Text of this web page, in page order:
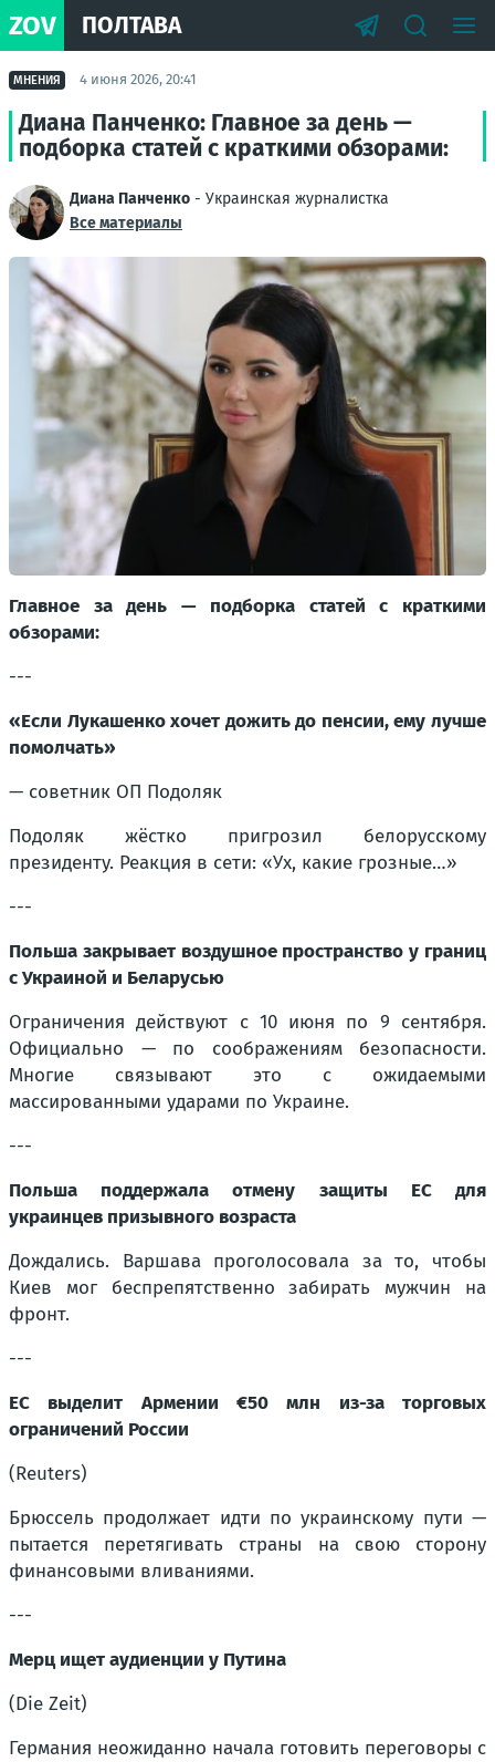
ZOV ПОЛТАВА
МНЕНИЯ 4 июня 2026, 20:41
Диана Панченко: Главное за день —
подборка статей с краткими обзорами:
Диана Панченко - Украинская журналистка
Все материалы
Главное за день — подборка статей с краткими
обзорами:
---
«Если Лукашенко хочет дожить до пенсии, ему лучше
помолчать»
— советник ОП Подоляк
Подоляк жёстко пригрозил белорусскому
президенту. Реакция в сети: «Ух, какие грозные…»
---
Польша закрывает воздушное пространство у границ
с Украиной и Беларусью
Ограничения действуют с 10 июня по 9 сентября.
Официально — по соображениям безопасности.
Многие связывают это с ожидаемыми
массированными ударами по Украине.
---
Польша поддержала отмену защиты ЕС для
украинцев призывного возраста
Дождались. Варшава проголосовала за то, чтобы
Киев мог беспрепятственно забирать мужчин на
фронт.
---
ЕС выделит Армении €50 млн из-за торговых
ограничений России
(Reuters)
Брюссель продолжает идти по украинскому пути —
пытается перетягивать страны на свою сторону
финансовыми вливаниями.
---
Мерц ищет аудиенции у Путина
(Die Zeit)
Германия неожиданно начала готовить переговоры с